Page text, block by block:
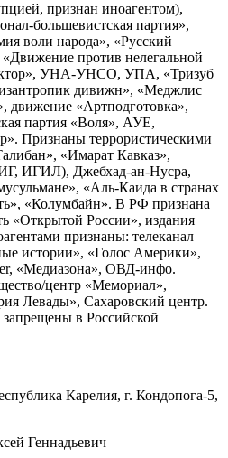
признан иноагентом),
большевистская партия»,
воли народа», «Русский
против нелегальной
УНА-УНСО, УПА, «Тризуб
дивижн», «Меджлис
движение «Артподготовка»,
партия «Воля», АУЕ,
Признаны террористическими
«Имарат Кавказ»,
ИГИЛ), Джебхад-ан-Нусра,
«Аль-Каида в странах
«Колумбайн». В РФ признана
«Открытой России», издания
признаны: телеканал
истории», «Голос Америки»,
«Медиазона», ОВД-инфо.
центр «Мемориал»,
Левады», Сахаровский центр.
в Российской
Карелия, г. Кондопога-5,
Геннадьевич